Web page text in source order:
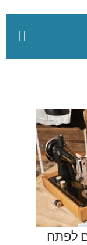
לפתח